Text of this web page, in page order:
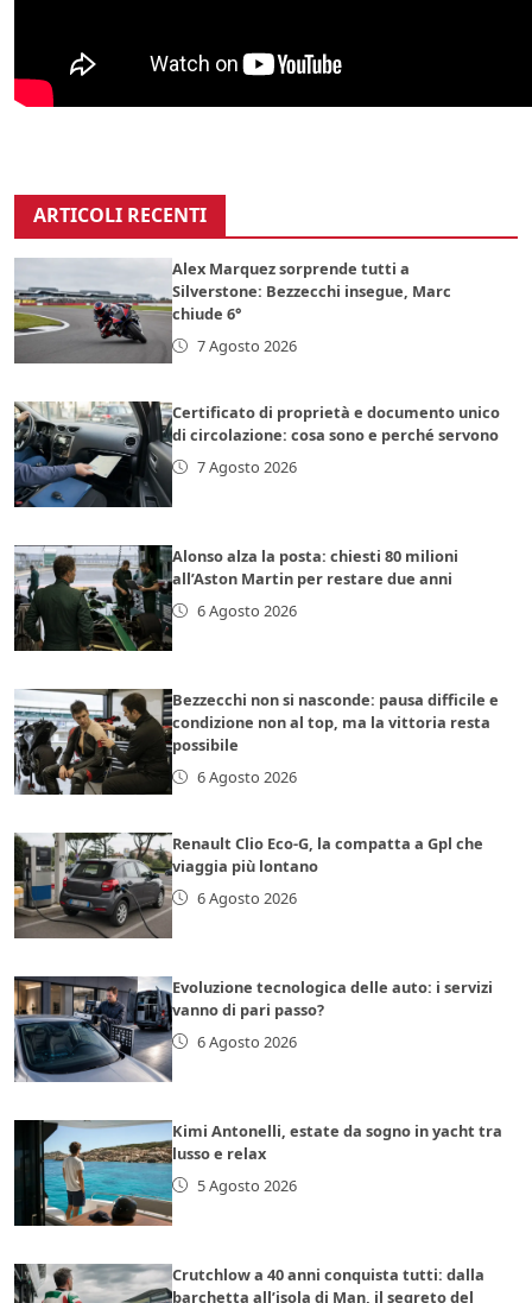
ARTICOLI RECENTI
Alex Marquez sorprende tutti a
Silverstone: Bezzecchi insegue, Marc
chiude 6°
7 Agosto 2026
Certificato di proprietà e documento unico
di circolazione: cosa sono e perché servono
7 Agosto 2026
Alonso alza la posta: chiesti 80 milioni
all’Aston Martin per restare due anni
6 Agosto 2026
Bezzecchi non si nasconde: pausa difficile e
condizione non al top, ma la vittoria resta
possibile
6 Agosto 2026
Renault Clio Eco-G, la compatta a Gpl che
viaggia più lontano
6 Agosto 2026
Evoluzione tecnologica delle auto: i servizi
vanno di pari passo?
6 Agosto 2026
Kimi Antonelli, estate da sogno in yacht tra
lusso e relax
5 Agosto 2026
Crutchlow a 40 anni conquista tutti: dalla
barchetta all’isola di Man, il segreto del